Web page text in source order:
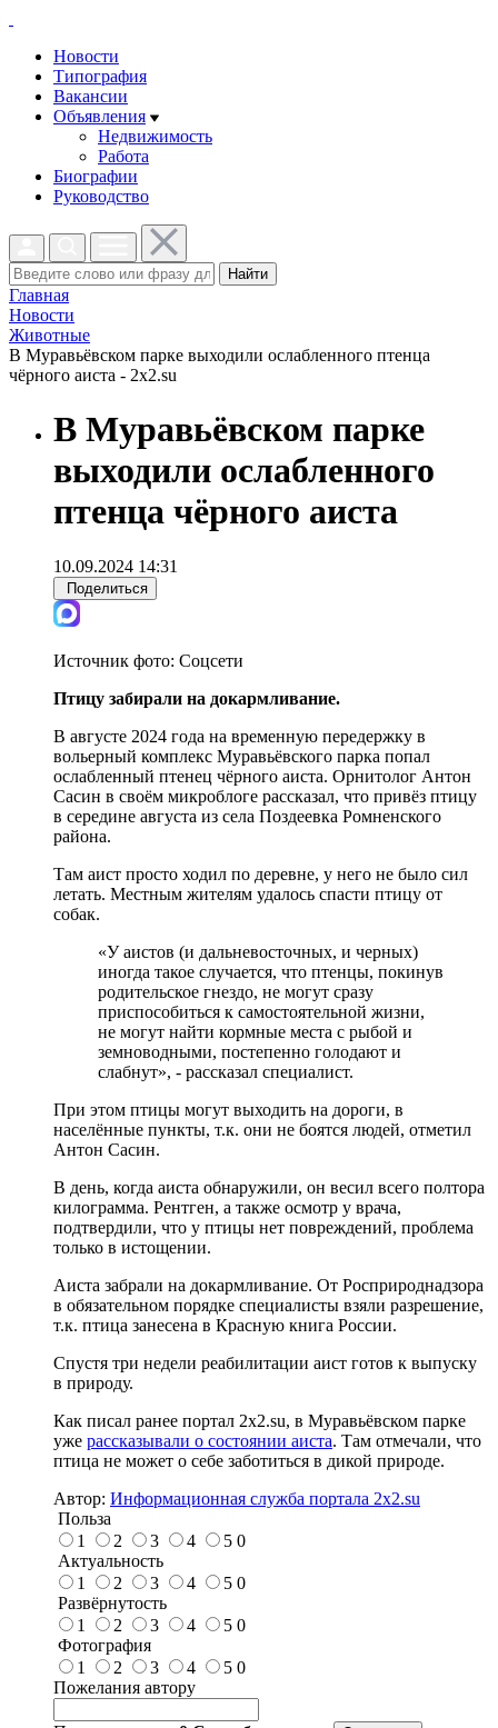
Новости
Типография
Вакансии
Объявления
Недвижимость
Работа
Биографии
Руководство
Найти
Главная
Новости
Животные
В Муравьёвском парке выходили ослабленного птенца
чёрного аиста - 2x2.su
В Муравьёвском парке
выходили ослабленного
птенца чёрного аиста
10.09.2024 14:31
Поделиться
Источник фото: Соцсети
Птицу забирали на докармливание.
В августе 2024 года на временную передержку в
вольерный комплекс Муравьёвского парка попал
ослабленный птенец чёрного аиста. Орнитолог Антон
Сасин в своём микроблоге рассказал, что привёз птицу
в середине августа из села Поздеевка Ромненского
района.
Там аист просто ходил по деревне, у него не было сил
летать. Местным жителям удалось спасти птицу от
собак.
«У аистов (и дальневосточных, и черных)
иногда такое случается, что птенцы, покинув
родительское гнездо, не могут сразу
приспособиться к самостоятельной жизни,
не могут найти кормные места с рыбой и
земноводными, постепенно голодают и
слабнут», - рассказал специалист.
При этом птицы могут выходить на дороги, в
населённые пункты, т.к. они не боятся людей, отметил
Антон Сасин.
В день, когда аиста обнаружили, он весил всего полтора
килограмма. Рентген, а также осмотр у врача,
подтвердили, что у птицы нет повреждений, проблема
только в истощении.
Аиста забрали на докармливание. От Росприроднадзора
в обязательном порядке специалисты взяли разрешение,
т.к. птица занесена в Красную книга России.
Спустя три недели реабилитации аист готов к выпуску
в природу.
Как писал ранее портал 2х2.su, в Муравьёвском парке
уже рассказывали о состоянии аиста. Там отмечали, что
птица не может о себе заботиться в дикой природе.
Автор: Информационная служба портала 2x2.su
Польза
1
2 3 4 5 0
Актуальность
1
2 3 4 5 0
Развёрнутость
1
2 3 4 5 0
Фотография
1
2 3 4 5 0
Пожелания автору